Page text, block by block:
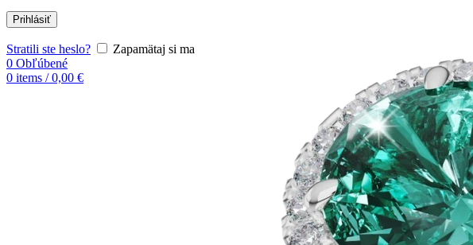
Prihlásiť
Stratili ste heslo?
Zapamätaj si ma
0 Obľúbené
0 items / 0,00 €